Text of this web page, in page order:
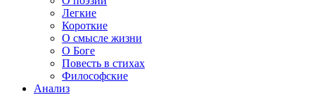
Легкие
Короткие
О смысле жизни
О Боге
Повесть в стихах
Философские
Анализ